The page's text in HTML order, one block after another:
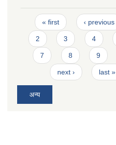
Pages
« first ‹ previous
2 3 4
7 8 9
next › last »
अन्य